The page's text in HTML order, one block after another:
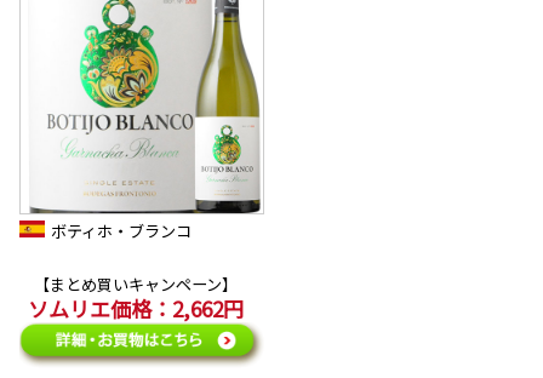
ボティホ・ブランコ
【まとめ買いキャンペーン】
ソムリエ価格：2,662円